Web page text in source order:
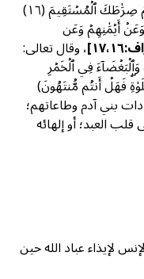
الشيطان: (قَالَ فَبِمَآ أَغۡوَيۡتَنِي لَأَقۡعُدَنَّ لَهُمۡ صِرَٰطَكَ ٱلۡمُسۡتَقِيمَ (١٦)
أَيۡمَٰنِهِمۡ وَعَن
، وقال تعالى:
فِي ٱلۡخَمۡرِ
فَهَلۡ أَنتُم مُّنتَهُونَ)
بني آدم وطاعاتهم؛
العبد؛ أو إلهائه
لإيذاء عباد الله حين